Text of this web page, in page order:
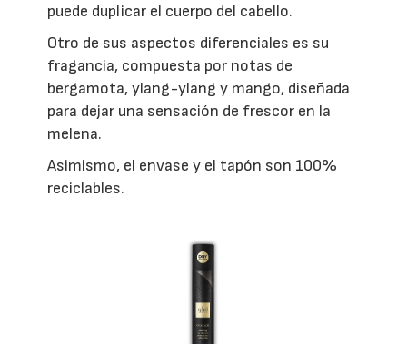
puede duplicar el cuerpo del cabello.
Otro de sus aspectos diferenciales es su
fragancia, compuesta por notas de
bergamota, ylang-ylang y mango, diseñada
para dejar una sensación de frescor en la
melena.
Asimismo, el envase y el tapón son 100%
reciclables.